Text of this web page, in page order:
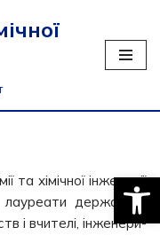
та хімічної інженерії
лауреати державних
і вчителі, інженери-